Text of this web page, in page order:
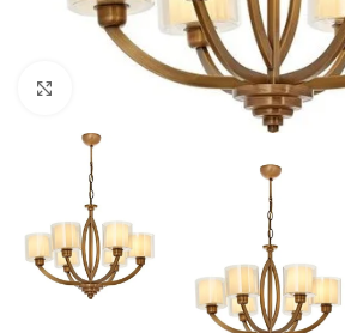
Büyütmek için tıklayın